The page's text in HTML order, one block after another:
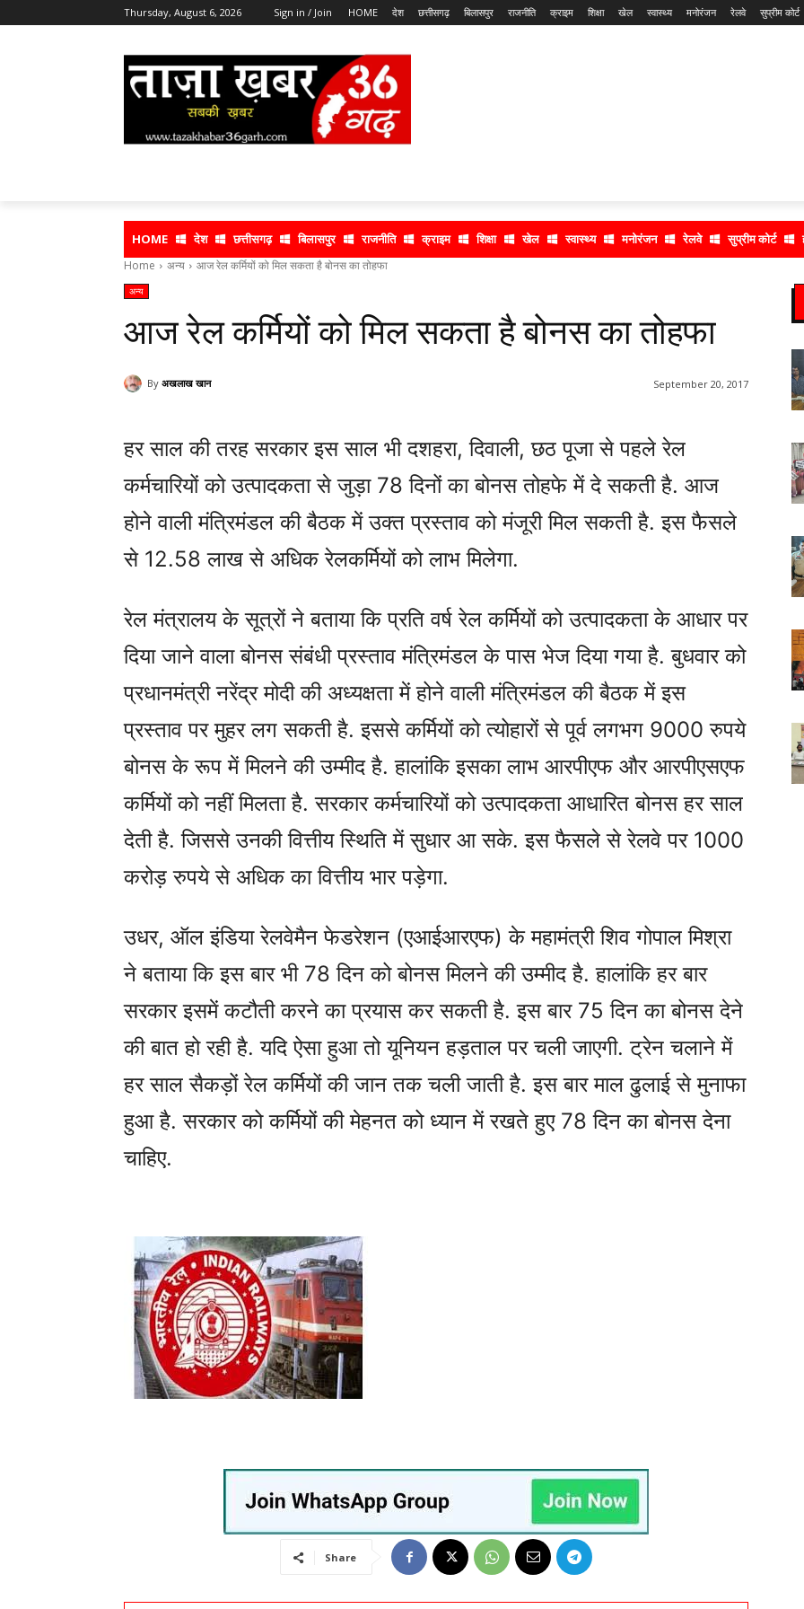
Thursday, August 6, 2026 Sign in / Join HOME देश छत्तीसगढ़ बिलासपुर राजनीति क्राइम शिक्षा खेल स्वास्थ्य मनोरंजन रेलवे सुप्रीम कोर्ट
HOME देश छत्तीसगढ़ बिलासपुर राजनीति क्राइम शिक्षा खेल स्वास्थ्य मनोरंजन रेलवे सुप्रीम कोर्ट
Home अन्य आज रेल कर्मियों को मिल सकता है बोनस का तोहफा
अन्य
आज रेल कर्मियों को मिल सकता है बोनस का तोहफा
By अखलाख खान September 20, 2017
हर साल की तरह सरकार इस साल भी दशहरा, दिवाली, छठ पूजा से पहले रेल
कर्मचारियों को उत्पादकता से जुड़ा 78 दिनों का बोनस तोहफे में दे सकती है. आज
होने वाली मंत्रिमंडल की बैठक में उक्त प्रस्ताव को मंजूरी मिल सकती है. इस फैसले
से 12.58 लाख से अधिक रेलकर्मियों को लाभ मिलेगा.
रेल मंत्रालय के सूत्रों ने बताया कि प्रति वर्ष रेल कर्मियों को उत्पादकता के आधार पर
दिया जाने वाला बोनस संबंधी प्रस्ताव मंत्रिमंडल के पास भेज दिया गया है. बुधवार को
प्रधानमंत्री नरेंद्र मोदी की अध्यक्षता में होने वाली मंत्रिमंडल की बैठक में इस
प्रस्ताव पर मुहर लग सकती है. इससे कर्मियों को त्योहारों से पूर्व लगभग 9000 रुपये
बोनस के रूप में मिलने की उम्मीद है. हालांकि इसका लाभ आरपीएफ और आरपीएसएफ
कर्मियों को नहीं मिलता है. सरकार कर्मचारियों को उत्पादकता आधारित बोनस हर साल
देती है. जिससे उनकी वित्तीय स्थिति में सुधार आ सके. इस फैसले से रेलवे पर 1000
करोड़ रुपये से अधिक का वित्तीय भार पड़ेगा.
उधर, ऑल इंडिया रेलवेमैन फेडरेशन (एआईआरएफ) के महामंत्री शिव गोपाल मिश्रा
ने बताया कि इस बार भी 78 दिन को बोनस मिलने की उम्मीद है. हालांकि हर बार
सरकार इसमें कटौती करने का प्रयास कर सकती है. इस बार 75 दिन का बोनस देने
की बात हो रही है. यदि ऐसा हुआ तो यूनियन हड़ताल पर चली जाएगी. ट्रेन चलाने में
हर साल सैकड़ों रेल कर्मियों की जान तक चली जाती है. इस बार माल ढुलाई से मुनाफा
हुआ है. सरकार को कर्मियों की मेहनत को ध्यान में रखते हुए 78 दिन का बोनस देना
चाहिए.
Share